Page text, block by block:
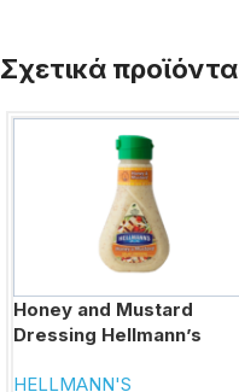
Σχετικά προϊόντα
Honey and Mustard
Dressing Hellmann’s
HELLMANN'S